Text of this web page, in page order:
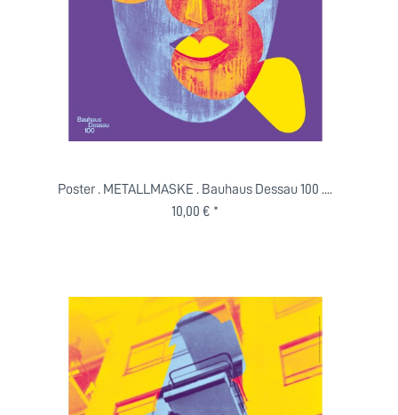
Poster . METALLMASKE . Bauhaus Dessau 100 ....
10,00 € *